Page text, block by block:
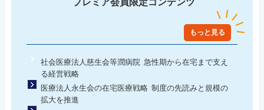
もっと見る
社会医療法人慈生会等潤病院 急性期から在宅まで支え
る経営戦略
医療法人永生会の在宅医療戦略 制度の先読みと規模の
拡大を推進